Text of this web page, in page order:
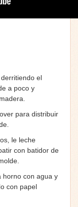
el
a poco y
para distribuir
le leche
con batidor de
horno con agua y
con papel